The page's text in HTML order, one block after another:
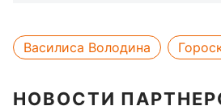
Василиса Володина
НОВОСТИ